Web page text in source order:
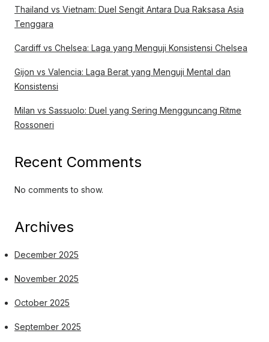
Thailand vs Vietnam: Duel Sengit Antara Dua Raksasa Asia
Tenggara
Cardiff vs Chelsea: Laga yang Menguji Konsistensi Chelsea
Gijon vs Valencia: Laga Berat yang Menguji Mental dan
Konsistensi
Milan vs Sassuolo: Duel yang Sering Mengguncang Ritme
Rossoneri
Recent Comments
No comments to show.
Archives
December 2025
November 2025
October 2025
September 2025